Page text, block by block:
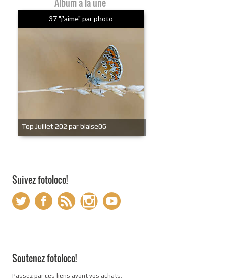
37 "j'aime" par photo
Top Juillet 202 par blaise06
Suivez fotoloco!
Soutenez fotoloco!
Passez par ces liens avant vos achats: